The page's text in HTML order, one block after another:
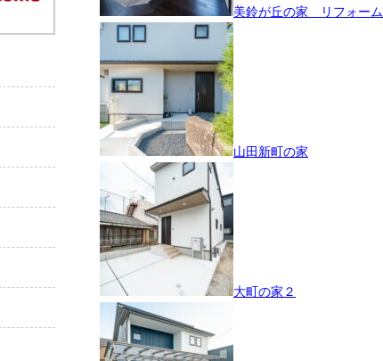
美鈴が丘の家 リフォーム
山田新町の家
大町の家２